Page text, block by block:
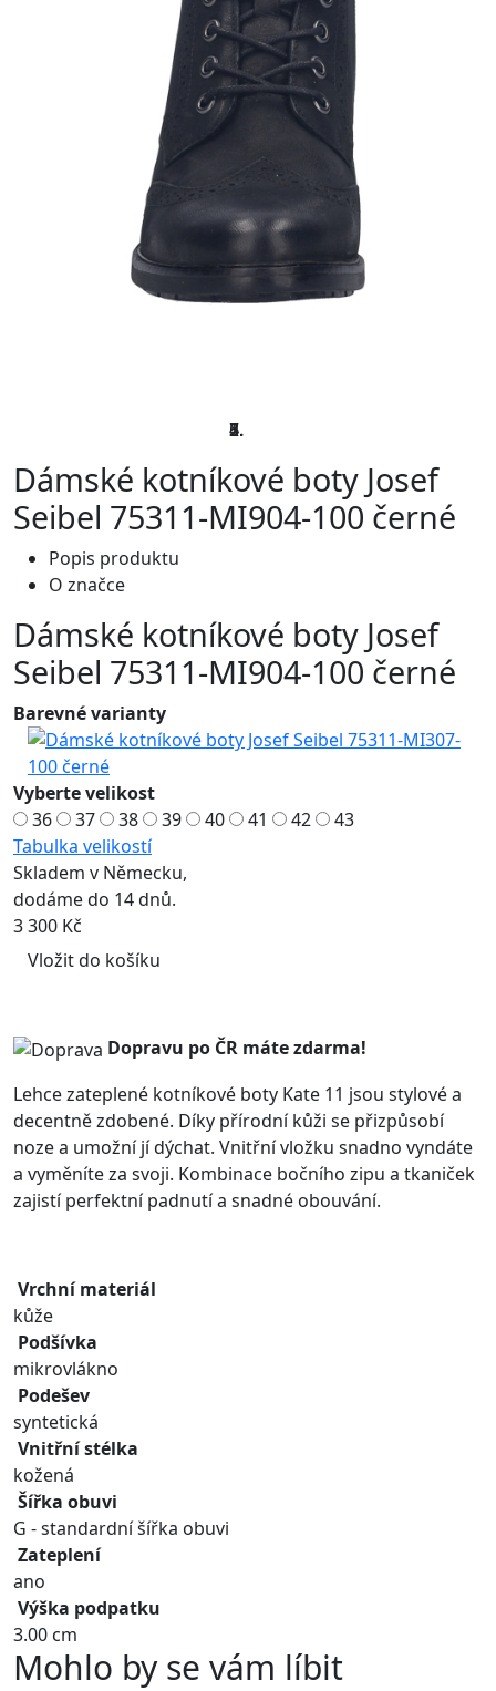
Dámské kotníkové boty Josef
Seibel 75311-MI904-100 černé
Popis produktu
O značce
Dámské kotníkové boty Josef
Seibel 75311-MI904-100 černé
Barevné varianty
Vyberte velikost
36
37 38 39 40 41 42
43
Tabulka velikostí
Skladem v Německu,
dodáme do 14 dnů.
3 300 Kč
Vložit do košíku
Dopravu po ČR mátezdarma!
Lehce zateplené kotníkové boty Kate 11 jsou stylové a
decentně zdobené. Díky přírodní kůži se přizpůsobí
noze a umožní jí dýchat. Vnitřní vložku snadno vyndáte
a vyměníte za svoji. Kombinace bočního zipu a tkaniček
zajistí perfektní padnutí a snadné obouvání.
Vrchní materiál
kůže
Podšívka
mikrovlákno
Podešev
syntetická
Vnitřní stélka
kožená
Šířka obuvi
G - standardní šířka obuvi
Zateplení
ano
Výška podpatku
3.00 cm
Mohlo by se vám líbit